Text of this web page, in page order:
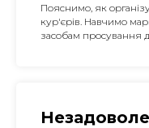
Пояснимо, як
кур'єрів. Навчимо
засобам просування